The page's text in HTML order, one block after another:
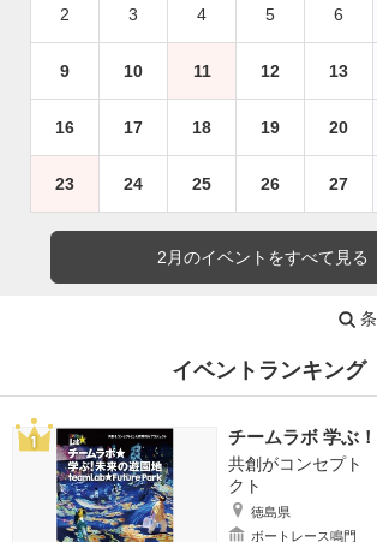
2 3 4 5 6
9 10 11 12 13
16 17 18 19 20
23 24 25 26 27
2月のイベントをすべて見る
イベントランキング
チームラボ 学ぶ
共創がコンセプト
クト
徳島県
ボートレース鳴門